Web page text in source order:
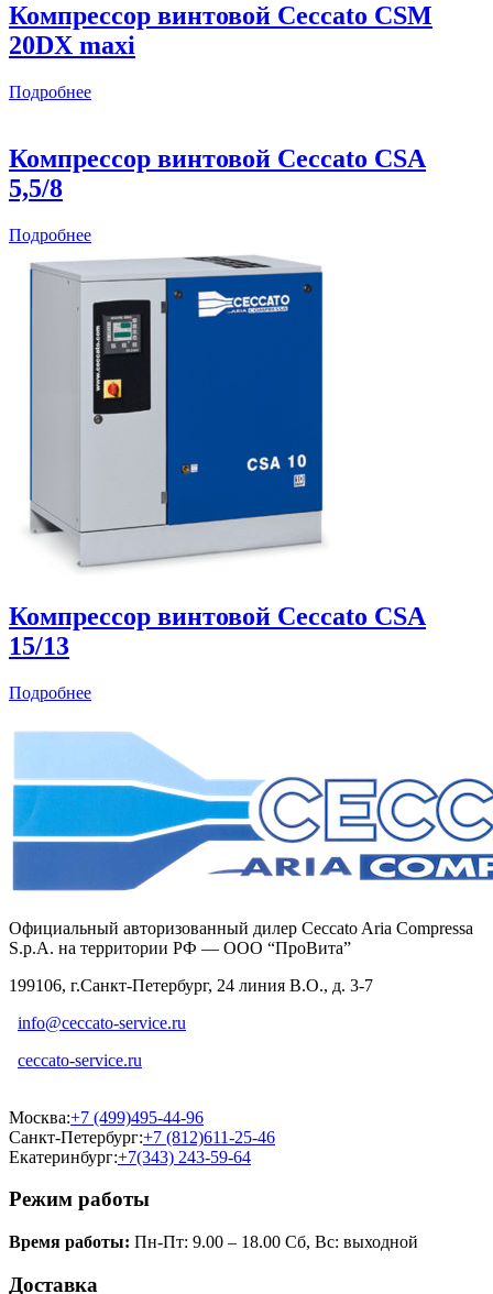
Компрессор винтовой Ceccato CSM
20DX maxi
Подробнее
Компрессор винтовой Ceccato CSА
5,5/8
Подробнее
Компрессор винтовой Ceccato CSА
15/13
Подробнее
Официальный авторизованный дилер Ceccato Aria Compressa
S.p.A. на территории РФ — ООО “ПроВита”
199106, г.Санкт-Петербург, 24 линия В.О., д. 3-7
info@ceccato-service.ru
ceccato-service.ru
Москва:+7 (499)495-44-96
Санкт-Петербург:+7 (812)611-25-46
Екатеринбург:+7(343) 243-59-64
Режим работы
Время работы: Пн-Пт: 9.00 – 18.00 Сб, Вс: выходной
Доставка